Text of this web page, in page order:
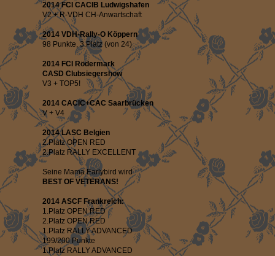
2014 FCI CACIB Ludwigshafen
V2 + R-VDH CH-Anwartschaft
2014 VDH-Rally-O Köppern
98 Punkte, 3.Platz (von 24)
2014 FCI Rödermark
CASD Clubsiegershow
V3 + TOP5!
2014 CACIC+CAC Saarbrücken
V + V4
2014 LASC Belgien
2.Platz OPEN RED
2.Platz RALLY EXCELLENT
Seine Mama Earlybird wird
BEST OF VETERANS!
2014 ASCF Frankreich:
1.Platz OPEN RED
2.Platz OPEN RED
1.Platz RALLY ADVANCED
199/200 Punkte
1.Platz RALLY ADVANCED